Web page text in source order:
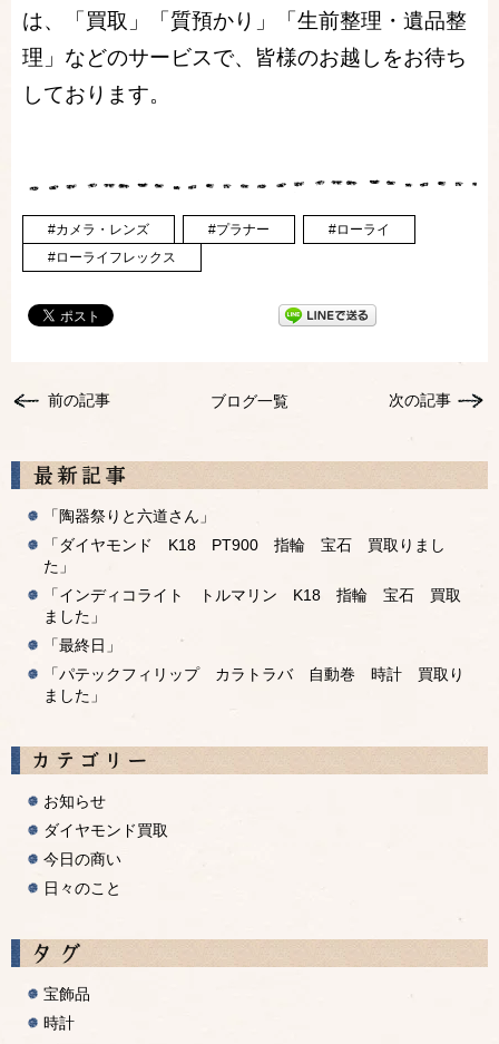
は、「買取」「質預かり」「生前整理・遺品整
理」などのサービスで、皆様のお越しをお待ち
しております。
#カメラ・レンズ #プラナー
#ローライ
#ローライフレックス
前の記事 次の記事
ブログ一覧
「陶器祭りと六道さん」
「ダイヤモンド K18 PT900 指輪 宝石 買取りまし
た」
「インディコライト トルマリン K18 指輪 宝石 買取
ました」
「最終日」
「パテックフィリップ カラトラバ 自動巻 時計 買取り
ました」
お知らせ
ダイヤモンド買取
今日の商い
日々のこと
宝飾品
時計